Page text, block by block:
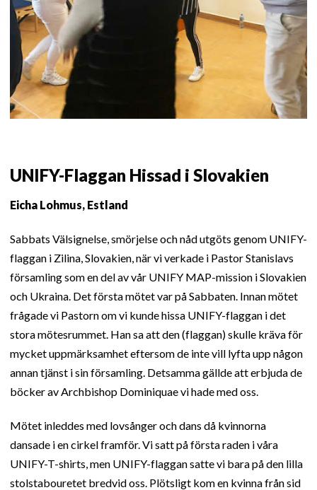
UNIFY-Flaggan Hissad i Slovakien
Eicha Lohmus, Estland
Sabbats Välsignelse, smörjelse och nåd utgöts genom UNIFY-
flaggan i Zilina, Slovakien, när vi verkade i Pastor Stanislavs
församling som en del av vår UNIFY MAP-mission i Slovakien
och Ukraina. Det första mötet var på Sabbaten. Innan mötet
frågade vi Pastorn om vi kunde hissa UNIFY-flaggan i det
stora mötesrummet. Han sa att den (flaggan) skulle kräva för
mycket uppmärksamhet eftersom de inte vill lyfta upp någon
annan tjänst i sin församling. Detsamma gällde att erbjuda de
böcker av Archbishop Dominiquae vi hade med oss.
Mötet inleddes med lovsånger och dans då kvinnorna
dansade i en cirkel framför. Vi satt på första raden i våra
UNIFY-T-shirts, men UNIFY-flaggan satte vi bara på den lilla
stolstabouretet bredvid oss. Plötsligt kom en kvinna från sid